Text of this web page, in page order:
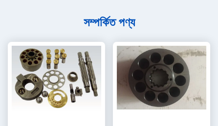
সম্পর্কিত পণ্য